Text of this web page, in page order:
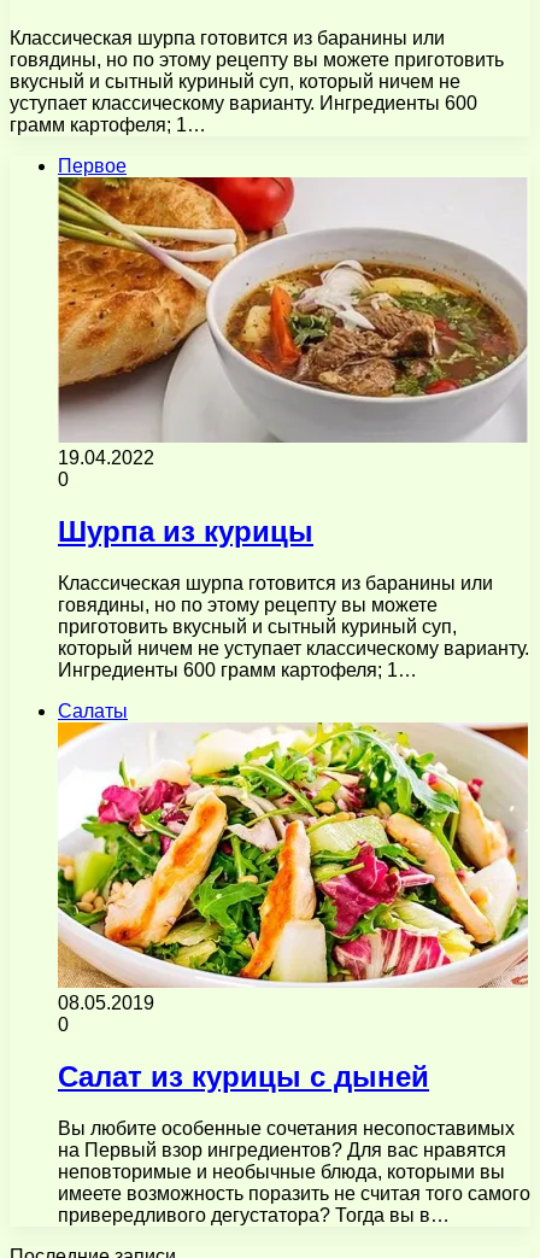
Классическая шурпа готовится из баранины или
говядины, но по этому рецепту вы можете приготовить
вкусный и сытный куриный суп, который ничем не
уступает классическому варианту. Ингредиенты 600
грамм картофеля; 1…
Первое
19.04.2022
0
Шурпа из курицы
Классическая шурпа готовится из баранины или
говядины, но по этому рецепту вы можете
приготовить вкусный и сытный куриный суп,
который ничем не уступает классическому варианту.
Ингредиенты 600 грамм картофеля; 1…
Салаты
08.05.2019
0
Салат из курицы с дыней
Вы любите особенные сочетания несопоставимых
на Первый взор ингредиентов? Для вас нравятся
неповторимые и необычные блюда, которыми вы
имеете возможность поразить не считая того самого
привередливого дегустатора? Тогда вы в…